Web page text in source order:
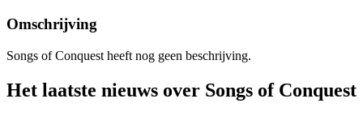
Omschrijving
Songs of Conquest heeft nog geen beschrijving.
Het laatste nieuws over Songs of Conquest